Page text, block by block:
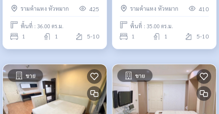
รามคำแหง หัวหมาก
425
พื้นที่ : 36.00 ตร.ม.
1 1 5-10
รามคำแหง หัวหมาก
410
พื้นที่ : 35.00 ตร.ม.
1 1 5-10
ขาย ขาย